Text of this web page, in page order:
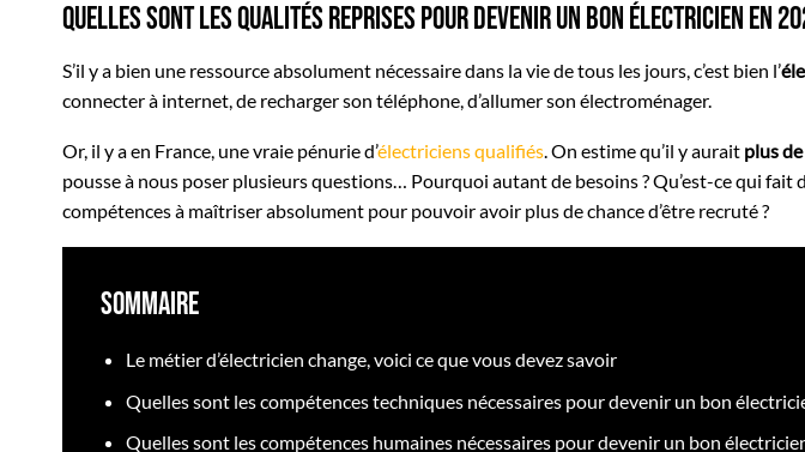
Quelles sont les qualités reprises pour devenir un bon électricien en
S’il y a bien une ressource absolument nécessaire dans la vie de tous les jours, c’est bien l’
connecter à internet, de recharger son téléphone, d’allumer son électroménager.
Or, il y a en France, une vraie pénurie d’électriciens qualifiés. On estime qu’il y aurait plus
pousse à nous poser plusieurs questions… Pourquoi autant de besoins ? Qu’est-ce qui fait
compétences à maîtriser absolument pour pouvoir avoir plus de chance d’être recruté ?
Sommaire
Le métier d’électricien change, voici ce que vous devez savoir
Quelles sont les compétences techniques nécessaires pour devenir un bon
Quelles sont les compétences humaines nécessaires pour devenir un bon